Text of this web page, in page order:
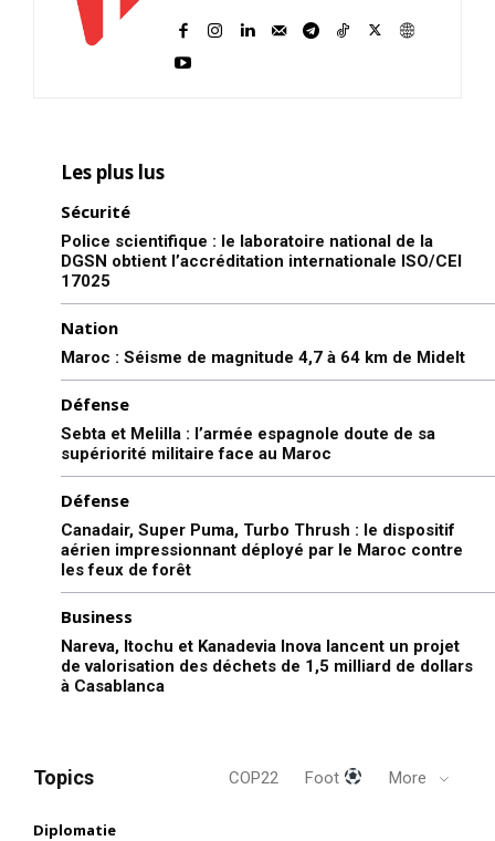
Les plus lus
Sécurité
Police scientifique : le laboratoire national de la
DGSN obtient l’accréditation internationale ISO/CEI
17025
Nation
Maroc : Séisme de magnitude 4,7 à 64 km de Midelt
Défense
Sebta et Melilla : l’armée espagnole doute de sa
supériorité militaire face au Maroc
Défense
Canadair, Super Puma, Turbo Thrush : le dispositif
aérien impressionnant déployé par le Maroc contre
les feux de forêt
Business
Nareva, Itochu et Kanadevia Inova lancent un projet
de valorisation des déchets de 1,5 milliard de dollars
à Casablanca
Topics COP22 Foot More
Diplomatie